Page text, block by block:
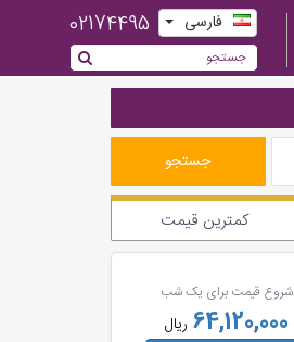
فارسی 02174495
جستجو
کمترین قیمت
شروع قیمت برای یک شب
64,120,000 ریال